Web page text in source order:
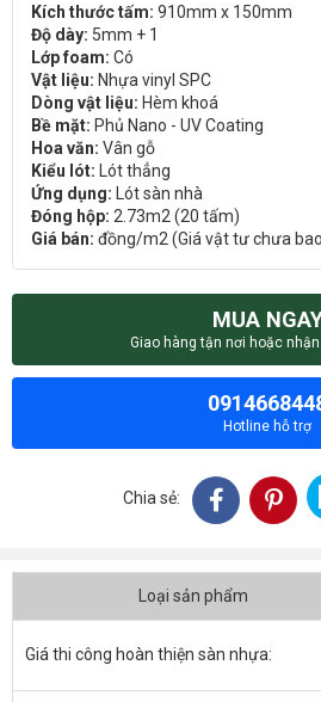
Kích thước tấm: 910mm x 150mm
Độ dày: 5mm + 1
Lớp foam: Có
Vật liệu: Nhựa vinyl SPC
Dòng vật liệu: Hèm khoá
Bề mặt: Phủ Nano - UV Coating
Hoa văn: Vân gỗ
Kiểu lót: Lót thẳng
Ứng dụng: Lót sàn nhà
Đóng hộp: 2.73m2 (20 tấm)
Giá bán: đồng/m2 (Giá vật tư chưa
MUA
Giao hàng tận nơi hoặc
Hotline hỗ trợ
Chia sẻ:
Loại sản phẩm
Giá thi công hoàn thiện sàn nhựa: